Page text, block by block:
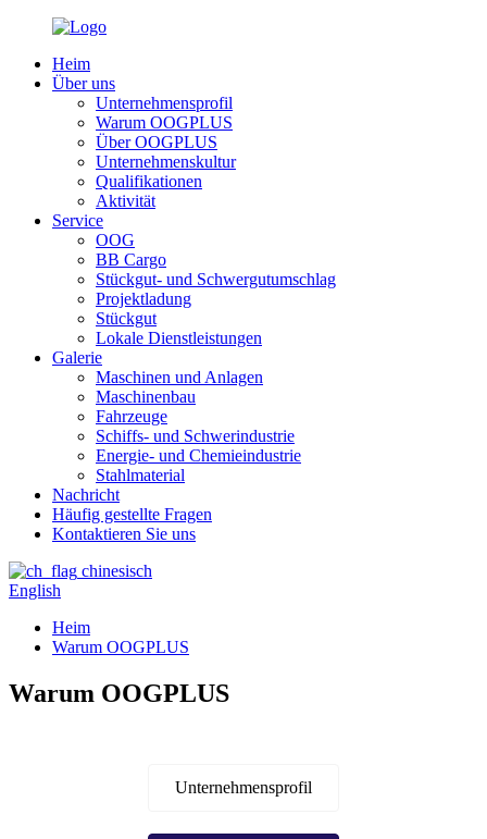
Heim
Über uns
Unternehmensprofil
Warum OOGPLUS
Über OOGPLUS
Unternehmenskultur
Qualifikationen
Aktivität
Service
OOG
BB Cargo
Stückgut- und Schwergutumschlag
Projektladung
Stückgut
Lokale Dienstleistungen
Galerie
Maschinen und Anlagen
Maschinenbau
Fahrzeuge
Schiffs- und Schwerindustrie
Energie- und Chemieindustrie
Stahlmaterial
Nachricht
Häufig gestellte Fragen
Kontaktieren Sie uns
chinesisch
English
Heim
Warum OOGPLUS
Warum OOGPLUS
Unternehmensprofil